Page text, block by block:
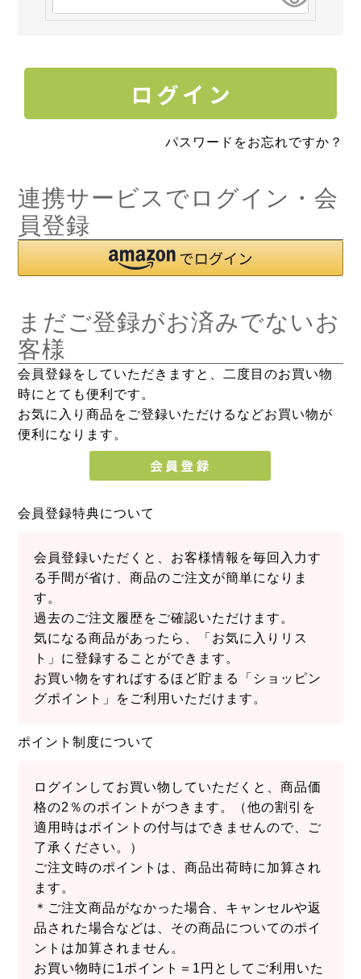
パスワードをお忘れですか？
連携サービスでログイン・会
員登録
まだご登録がお済みでないお
客様
会員登録をしていただきますと、二度目のお買い物
時にとても便利です。
お気に入り商品をご登録いただけるなどお買い物が
便利になります。
会員登録特典について
会員登録いただくと、お客様情報を毎回入力す
る手間が省け、商品のご注文が簡単になりま
す。
過去のご注文履歴をご確認いただけます。
気になる商品があったら、「お気に入りリス
ト」に登録することができます。
お買い物をすればするほど貯まる「ショッピン
グポイント」をご利用いただけます。
ポイント制度について
ログインしてお買い物していただくと、商品価
格の2％のポイントがつきます。（他の割引を
適用時はポイントの付与はできませんので、ご
了承ください。）
ご注文時のポイントは、商品出荷時に加算され
ます。
＊ご注文商品がなかった場合、キャンセルや返
品された場合などは、その商品についてのポイ
ントは加算されません。
お買い物時に1ポイント＝1円としてご利用いた